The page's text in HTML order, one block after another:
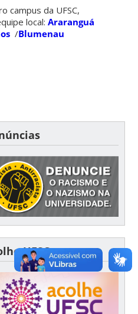
campus da UFSC,
local:Araranguá
/Blumenau
UFSC